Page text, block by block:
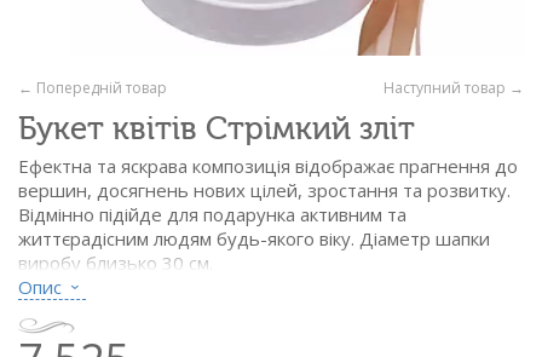
Наступний товар →
← Попередній товар
Букет квітів Стрімкий зліт
Ефектна та яскрава композиція відображає прагнення до
вершин, досягнень нових цілей, зростання та розвитку.
Відмінно підійде для подарунка активним та
життєрадісним людям будь-якого віку. Діаметр шапки
виробу близько 30 см.
Склад:
- троянда пионовидн. рожева - 15 шт.
Опис